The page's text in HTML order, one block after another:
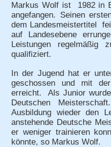
Markus Wolf ist 1982 in
angefangen. Seinen
dem Landesmeistertitel
auf Landesebene
Leistungen regelmäßig
qualifiziert.
In der Jugend hat er
geschossen und mit
erreicht. Als Junior
Deutschen
Ausbildung wieder den
anstehende Deutsche
er weniger trainieren
könnte, so Markus Wolf.